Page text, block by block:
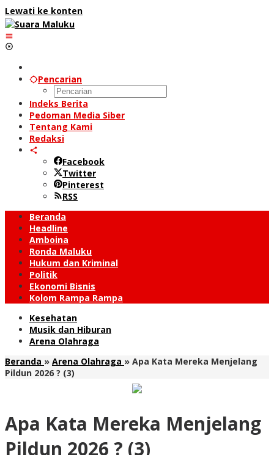
Lewati ke konten
Pencarian
Indeks Berita
Pedoman Media Siber
Tentang Kami
Redaksi
Facebook
Twitter
Pinterest
RSS
Beranda
Headline
Amboina
Ronda Maluku
Hukum dan Kriminal
Politik
Ekonomi Bisnis
Kolom Rampa Rampa
Kesehatan
Musik dan Hiburan
Arena Olahraga
Beranda » Arena Olahraga » Apa Kata Mereka Menjelang
Pildun 2026 ? (3)
Apa Kata Mereka Menjelang
Pildun 2026 ? (3)